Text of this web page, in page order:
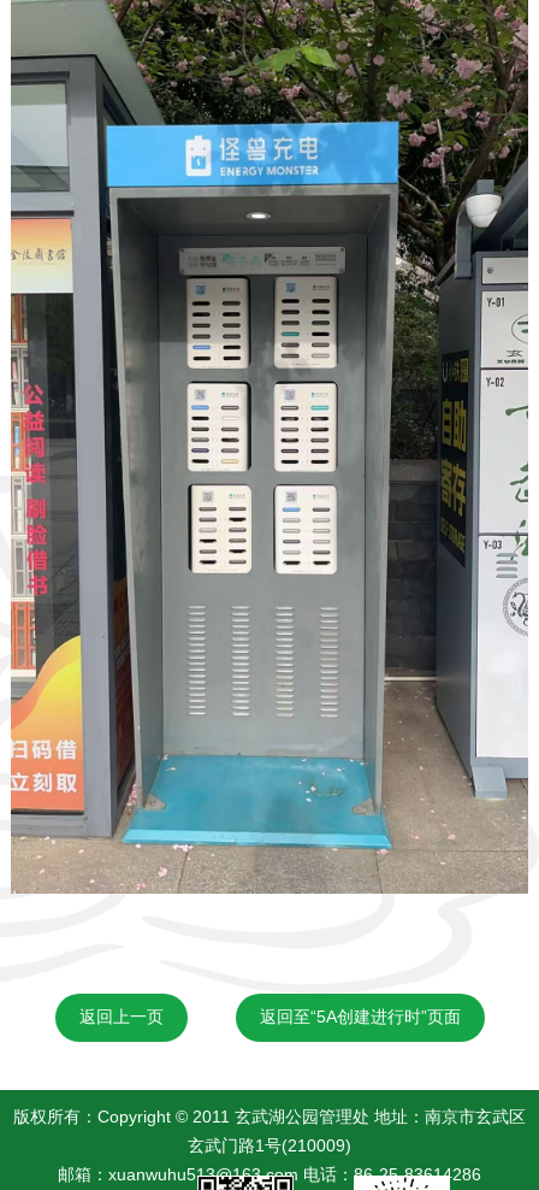
返回上一页 返回至“5A创建进行时”页面
版权所有：Copyright © 2011 玄武湖公园管理处 地址：南京市玄武区
玄武门路1号(210009)
邮箱：xuanwuhu513@163.com 电话：86-25-83614286